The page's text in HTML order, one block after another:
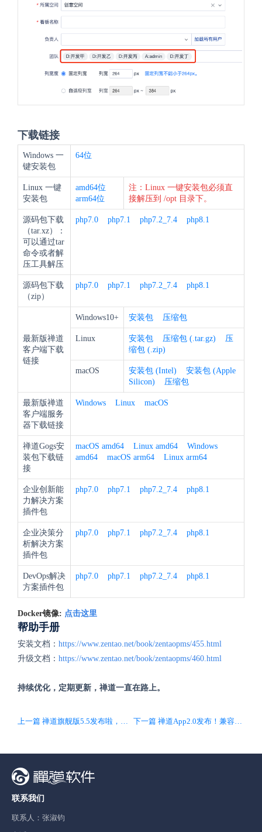
下载链接
Windows 一
键安装包
64位
Linux 一键
安装包
amd64位
arm64位
注：Linux 一键安装包必须直
接解压到 /opt 目录下。
源码包下载
（tar.xz）：
可以通过tar
命令或者解
压工具解压
php7.0 php7.1 php7.2_7.4 php8.1
源码包下载
（zip）
php7.0 php7.1 php7.2_7.4 php8.1
最新版禅道
客户端下载
链接
Windows10+ 安装包 压缩包
Linux 安装包 压缩包 (.tar.gz)
压
缩包 (.zip)
macOS 安装包 (Intel)
安装包 (Apple
Silicon)
压缩包
最新版禅道
客户端服务
器下载链接
Windows Linux macOS
禅道Gogs安
装包下载链
接
macOS amd64 Linux amd64
Windows
amd64
macOS arm64 Linux arm64
企业创新能
力解决方案
插件包
php7.0 php7.1 php7.2_7.4 php8.1
企业决策分
析解决方案
插件包
php7.0 php7.1 php7.2_7.4 php8.1
DevOps解决
方案插件包
php7.0 php7.1 php7.2_7.4 php8.1
Docker镜像: 点击这里
帮助手册
安装文档： https://www.zentao.net/book/zentaopms/455.html
升级文档： https://www.zentao.net/book/zentaopms/460.html
持续优化，定期更新，禅道一直在路上。
上一篇 禅道旗舰版5.5发布啦，审批流条件支持工作流字段，满足更多审批场景 下一篇 禅道App2.0发布！兼容20系列版本
联系我们
联系人：张淑钧